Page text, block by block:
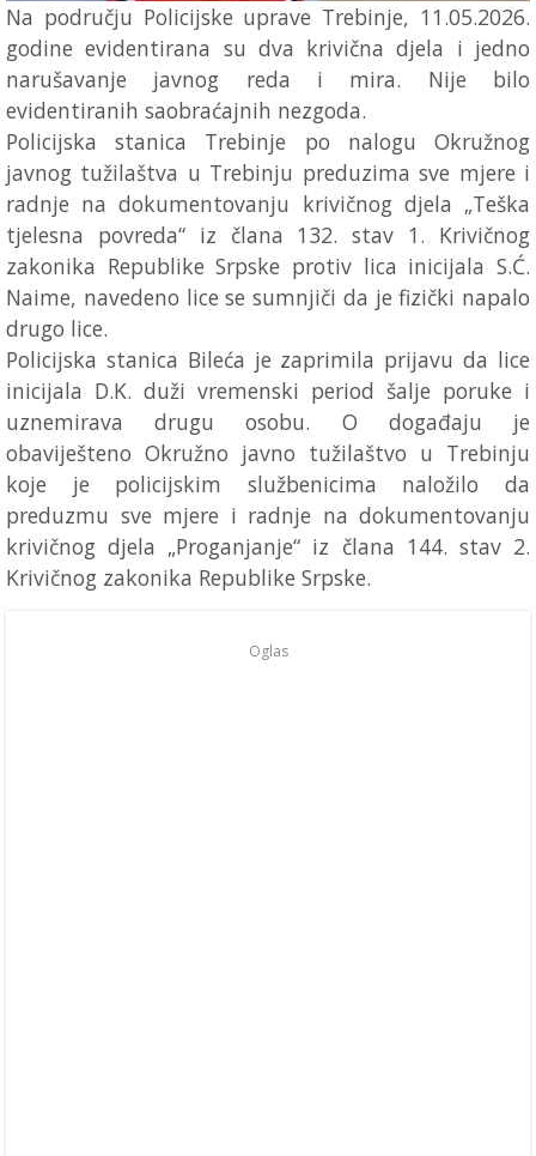
Na području Policijske uprave Trebinje, 11.05.2026.
godine evidentirana su dva krivična djela i jedno
narušavanje javnog reda i mira. Nije bilo
evidentiranih saobraćajnih nezgoda.
Policijska stanica Trebinje po nalogu Okružnog
javnog tužilaštva u Trebinju preduzima sve mjere i
radnje na dokumentovanju krivičnog djela „Teška
tjelesna povreda“ iz člana 132. stav 1. Krivičnog
zakonika Republike Srpske protiv lica inicijala S.Ć.
Naime, navedeno lice se sumnjiči da je fizički napalo
drugo lice.
Policijska stanica Bileća je zaprimila prijavu da lice
inicijala D.K. duži vremenski period šalje poruke i
uznemirava drugu osobu. O događaju je
obaviješteno Okružno javno tužilaštvo u Trebinju
koje je policijskim službenicima naložilo da
preduzmu sve mjere i radnje na dokumentovanju
krivičnog djela „Proganjanje“ iz člana 144. stav 2.
Krivičnog zakonika Republike Srpske.
Oglas